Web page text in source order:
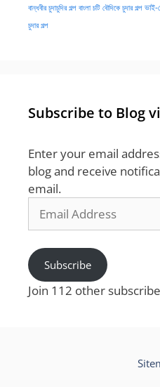
বান্ধবীর চুদাচুদির গল্প বাংলা চটি বৌদিকে চুদার গল্প ভাই-
চুদার গল্প
Subscribe to Blog
Enter your email
blog and receive
email.
Address
Subscribe
Join 112 other